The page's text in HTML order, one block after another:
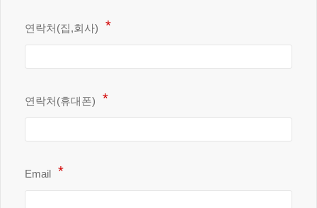
연락처(집,회사)
연락처(휴대폰)
Email